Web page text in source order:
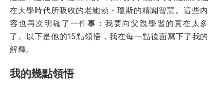
在大學時代所吸收的老鮑勃・瓊斯的精闢智慧。這些內
容也再次明確了一件事：我要向父親學習的實在太多
了。以下是他的15點領悟，我在每一點後面寫下了我的
解釋。
我的幾點領悟